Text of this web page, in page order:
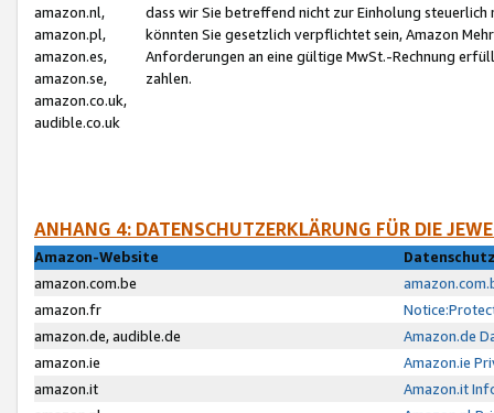
amazon.nl,
amazon.pl,
amazon.es,
amazon.se,
amazon.co.uk,
audible.co.uk
dass wir Sie betreffend nicht zur Einholung
könnten Sie gesetzlich verpflichtet sein, Amazon
Anforderungen an eine gültige MwSt.-Rechnung
zahlen.
ANHANG 4: DATENSCHUTZERKLÄRUNG FÜR DIE
Amazon-Website
amazon.com.be
amazon.fr
amazon.de, audible.de
Amazon.de
amazon.ie
Amazon.ie
amazon.it
Amazon.it